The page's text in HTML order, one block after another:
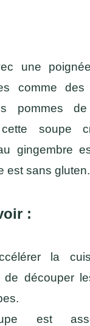
une
comme des
pommes
cette soupe
gingembre
est sans gluten.
:
la
de découper
est